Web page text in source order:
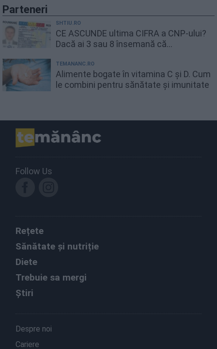
Parteneri
SHTIU.RO
CE ASCUNDE ultima CIFRA a CNP-ului?
Dacă ai 3 sau 8 însemană că...
TEMANANC.RO
Alimente bogate în vitamina C și D. Cum
le combini pentru sănătate și imunitate
Follow Us
Rețete
Sănătate și nutriție
Diete
Trebuie sa mergi
Știri
Despre noi
Cariere